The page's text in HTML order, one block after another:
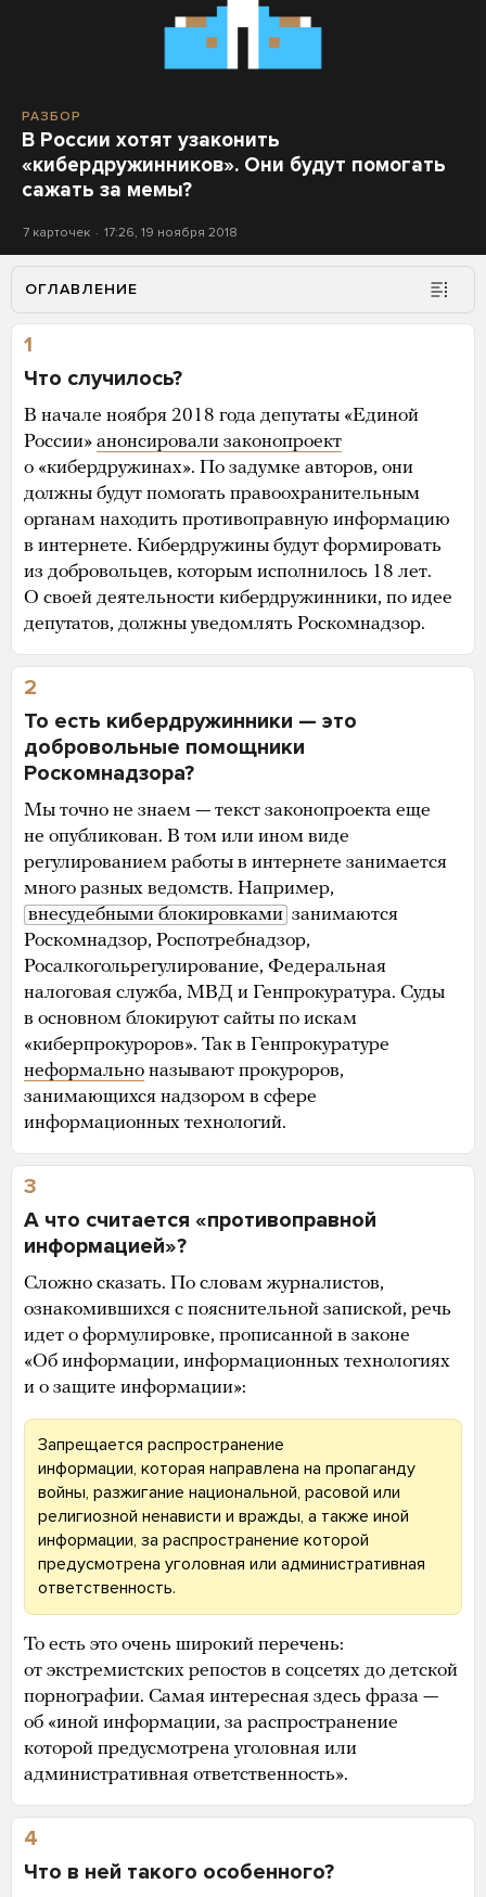
РАЗБОР
В России хотят узаконить
«кибердружинников». Они будут помогать
сажать за мемы?
7 карточек 17:26, 19 ноября 2018
ОГЛАВЛЕНИЕ
1
Что случилось?
В начале ноября 2018 года депутаты «Единой
России» анонсировали законопроект
о «кибердружинах». По задумке авторов, они
должны будут помогать правоохранительным
органам находить противоправную информацию
в интернете. Кибердружины будут формировать
из добровольцев, которым исполнилось 18 лет.
О своей деятельности кибердружинники, по идее
депутатов, должны уведомлять Роскомнадзор.
2
То есть кибердружинники — это
добровольные помощники
Роскомнадзора?
Мы точно не знаем — текст законопроекта еще
не опубликован. В том или ином виде
регулированием работы в интернете занимается
много разных ведомств. Например,
внесудебными блокировками занимаются
Роскомнадзор, Роспотребнадзор,
Росалкогольрегулирование, Федеральная
налоговая служба, МВД и Генпрокуратура. Суды
в основном блокируют сайты по искам
«киберпрокуроров». Так в Генпрокуратуре
неформально называют прокуроров,
занимающихся надзором в сфере
информационных технологий.
3
А что считается «противоправной
информацией»?
Сложно сказать. По словам журналистов,
ознакомившихся с пояснительной запиской, речь
идет о формулировке, прописанной в законе
«Об информации, информационных технологиях
и о защите информации»:
Запрещается распространение
информации, которая направлена на пропаганду
войны, разжигание национальной, расовой или
религиозной ненависти и вражды, а также иной
информации, за распространение которой
предусмотрена уголовная или административная
ответственность.
То есть это очень широкий перечень:
от экстремистских репостов в соцсетях до детской
порнографии. Самая интересная здесь фраза —
об «иной информации, за распространение
которой предусмотрена уголовная или
административная ответственность».
4
Что в ней такого особенного?